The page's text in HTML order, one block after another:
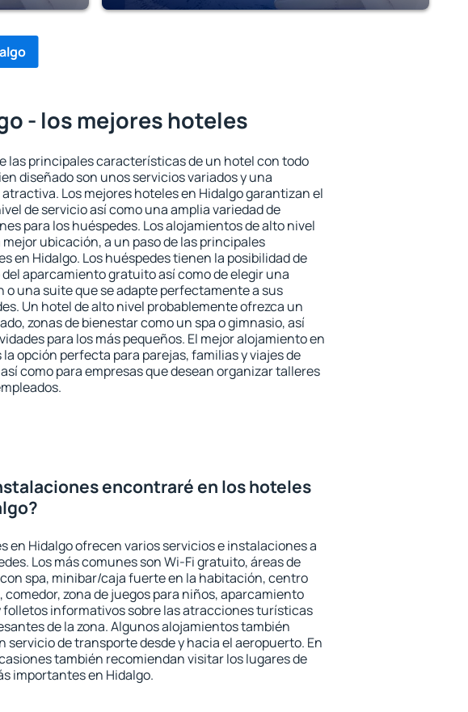
- los mejores hoteles
las principales características de un hotel con todo
diseñado son unos servicios variados y una
Los mejores hoteles en Hidalgo garantizan el
de servicio así como una amplia variedad de
para los huéspedes. Los alojamientos de alto nivel
ubicación, a un paso de las principales
en Hidalgo. Los huéspedes tienen la posibilidad de
aparcamiento gratuito así como de elegir una
o una suite que se adapte perfectamente a sus
Un hotel de alto nivel probablemente ofrezca un
zonas de bienestar como un spa o gimnasio, así
para los más pequeños. El mejor alojamiento en
la opción perfecta para parejas, familias y viajes de
como para empresas que desean organizar talleres
encontraré en los hoteles
en Hidalgo ofrecen varios servicios e instalaciones a
Los más comunes son Wi-Fi gratuito, áreas de
spa, minibar/caja fuerte en la habitación, centro
comedor, zona de juegos para niños, aparcamiento
informativos sobre las atracciones turísticas
de la zona. Algunos alojamientos también
servicio de transporte desde y hacia el aeropuerto. En
también recomiendan visitar los lugares de
importantes en Hidalgo.